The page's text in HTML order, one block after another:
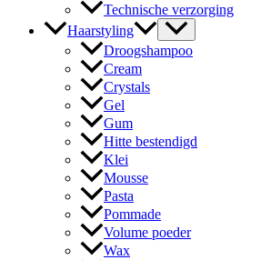
Technische verzorging
Haarstyling
Droogshampoo
Cream
Crystals
Gel
Gum
Hitte bestendigd
Klei
Mousse
Pasta
Pommade
Volume poeder
Wax